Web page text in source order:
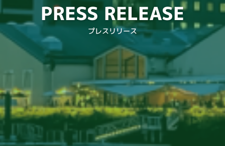
PRESS RELEASE
プレスリリース